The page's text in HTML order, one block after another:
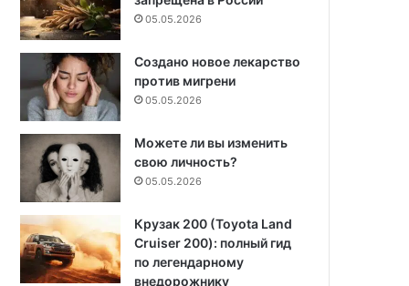
05.05.2026
Создано новое лекарство
против мигрени
05.05.2026
Можете ли вы изменить
свою личность?
05.05.2026
Крузак 200 (Toyota Land
Cruiser 200): полный гид
по легендарному
внедорожнику